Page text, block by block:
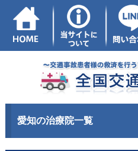
愛知の治療院一覧